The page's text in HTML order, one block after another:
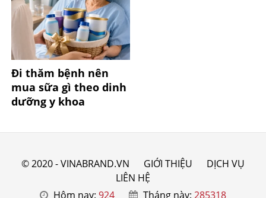
Đi thăm bệnh nên
mua sữa gì theo dinh
dưỡng y khoa
© 2020 - VINABRAND.VN GIỚI THIỆU
DỊCH VỤ
LIÊN HỆ
Hôm nay: 924 Tháng này: 285318